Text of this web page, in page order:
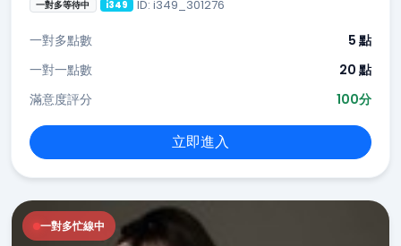
一對多等待中 i349 ID: i349_301276
一對多點數
5 點
一對一點數
20 點
滿意度評分
100分
立即進入
一對多忙線中